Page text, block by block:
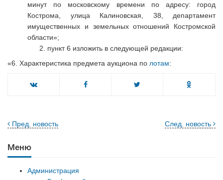
минут по московскому времени по адресу: город
Кострома, улица Калиновская, 38, департамент
имущественных и земельных отношений Костромской
области»;
пункт 6 изложить в следующей редакции:
«6. Характеристика предмета аукциона по лотам:
След. новость
Пред. новость
Меню
Администрация